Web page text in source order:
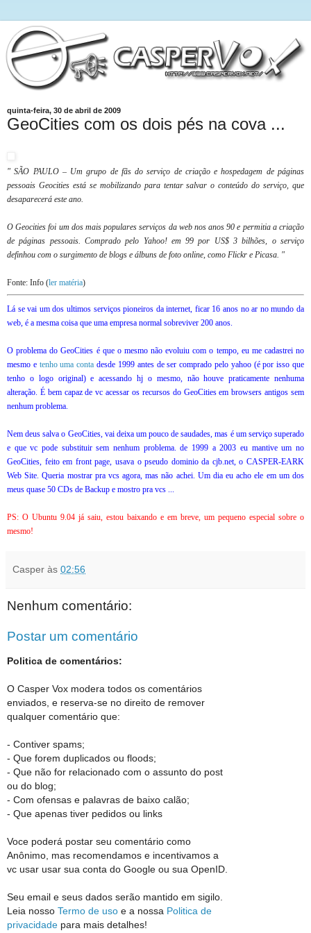
quinta-feira, 30 de abril de 2009
GeoCities com os dois pés na cova ...
" SÃO PAULO – Um grupo de fãs do serviço de criação e hospedagem de páginas
pessoais Geocities está se mobilizando para tentar salvar o conteúdo do serviço, que
desaparecerá este ano.
O Geocities foi um dos mais populares serviços da web nos anos 90 e permitia a criação
de páginas pessoais. Comprado pelo Yahoo! em 99 por US$ 3 bilhões, o serviço
definhou com o surgimento de blogs e álbuns de foto online, como Flickr e Picasa. "
Fonte: Info (ler matéria)
Lá se vai um dos ultimos serviços pioneiros da internet, ficar 16 anos no ar no mundo da
web, é a mesma coisa que uma empresa normal sobreviver 200 anos.
O problema do GeoCities é que o mesmo não evoluiu com o tempo, eu me cadastrei no
mesmo e tenho uma conta desde 1999 antes de ser comprado pelo yahoo (é por isso que
tenho o logo original) e acessando hj o mesmo, não houve praticamente nenhuma
alteração. É bem capaz de vc acessar os recursos do GeoCities em browsers antigos sem
nenhum problema.
Nem deus salva o GeoCities, vai deixa um pouco de saudades, mas é um serviço superado
e que vc pode substituir sem nenhum problema. de 1999 a 2003 eu mantive um no
GeoCities, feito em front page, usava o pseudo dominio da cjb.net, o CASPER-EARK
Web Site. Queria mostrar pra vcs agora, mas não achei. Um dia eu acho ele em um dos
meus quase 50 CDs de Backup e mostro pra vcs ...
PS: O Ubuntu 9.04 já saiu, estou baixando e em breve, um pequeno especial sobre o
mesmo!
Casper às 02:56
Nenhum comentário:
Postar um comentário
Politica de comentários:
O Casper Vox modera todos os comentários
enviados, e reserva-se no direito de remover
qualquer comentário que:
- Contiver spams;
- Que forem duplicados ou floods;
- Que não for relacionado com o assunto do post
ou do blog;
- Com ofensas e palavras de baixo calão;
- Que apenas tiver pedidos ou links
Voce poderá postar seu comentário como
Anônimo, mas recomendamos e incentivamos a
vc usar usar sua conta do Google ou sua OpenID.
Seu email e seus dados serão mantido em sigilo.
Leia nosso Termo de uso e a nossa Politica de
privacidade para mais detalhes!